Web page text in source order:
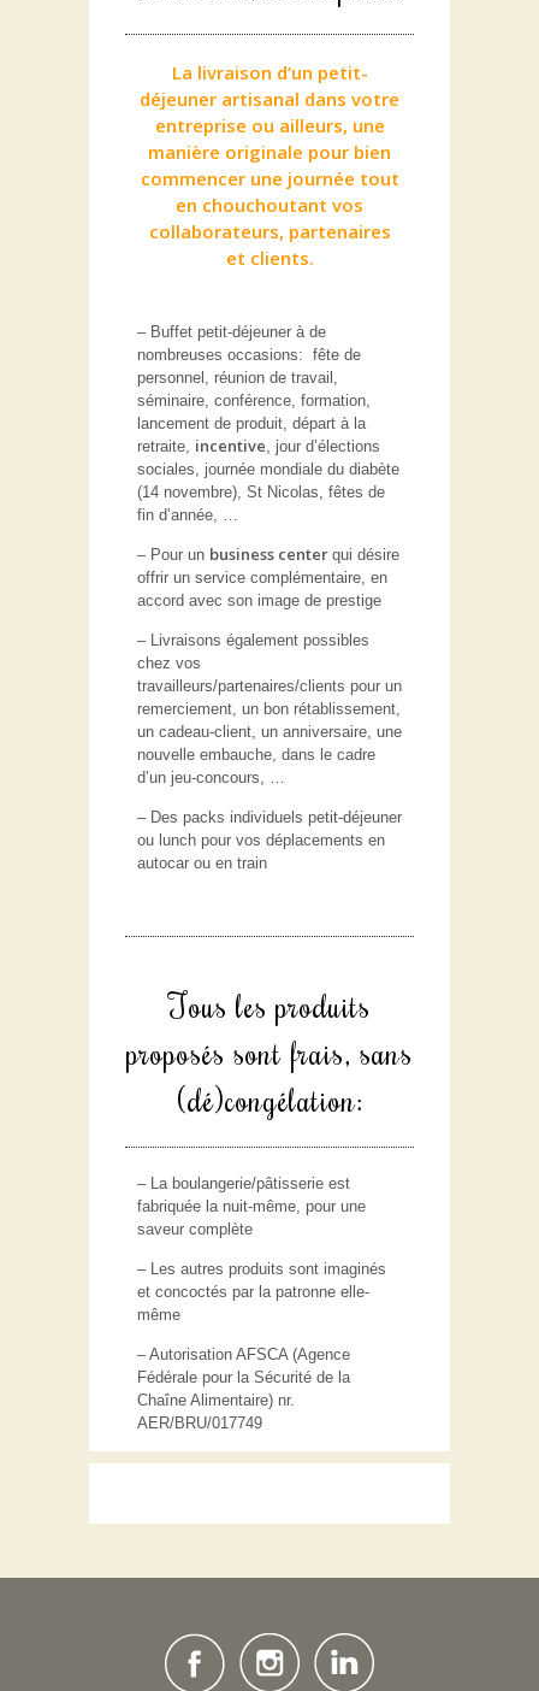
La livraison d’un petit-
déjeuner artisanal dans votre
entreprise ou ailleurs, une
manière originale pour bien
commencer une journée tout
en chouchoutant vos
collaborateurs, partenaires
et clients.
– Buffet petit-déjeuner à de
nombreuses occasions: fête de
personnel, réunion de travail,
séminaire, conférence, formation,
lancement de produit, départ à la
retraite, incentive, jour d’élections
sociales, journée mondiale du diabète
(14 novembre), St Nicolas, fêtes de
fin d’année, …
– Pour un business center qui désire
offrir un service complémentaire, en
accord avec son image de prestige
– Livraisons également possibles
chez vos
travailleurs/partenaires/clients pour un
remerciement, un bon rétablissement,
un cadeau-client, un anniversaire, une
nouvelle embauche, dans le cadre
d’un jeu-concours, …
– Des packs individuels petit-déjeuner
ou lunch pour vos déplacements en
autocar ou en train
Tous les produits
proposés sont frais, sans
(dé)congélation:
– La boulangerie/pâtisserie est
fabriquée la nuit-même, pour une
saveur complète
– Les autres produits sont imaginés
et concoctés par la patronne elle-
même
– Autorisation AFSCA (Agence
Fédérale pour la Sécurité de la
Chaîne Alimentaire) nr.
AER/BRU/017749